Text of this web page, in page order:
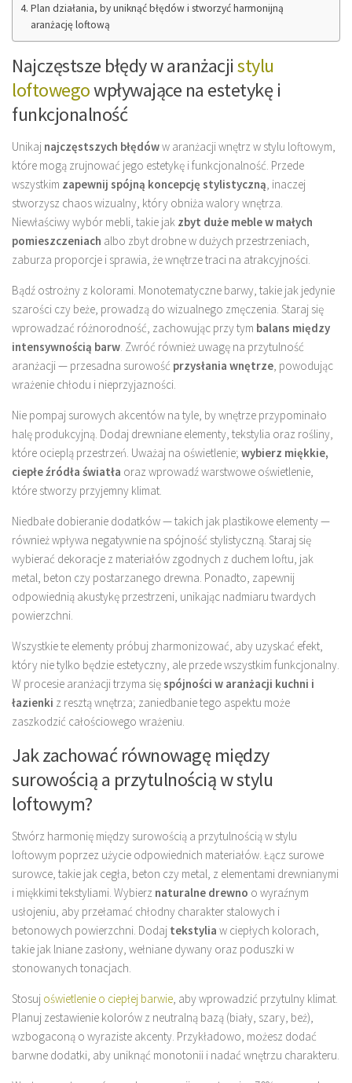
Plan działania, by uniknąć błędów i stworzyć harmonijną
aranżację loftową
Najczęstsze błędy w aranżacjistylu
loftowegowpływające na estetykę i
funkcjonalność
Unikaj najczęstszych błędóww aranżacji wnętrz w stylu loftowym,
które mogą zrujnować jego estetykę i funkcjonalność. Przede
wszystkim zapewnij spójną koncepcję stylistyczną , inaczej
stworzysz chaos wizualny, który obniża walory wnętrza.
Niewłaściwy wybór mebli, takie jak zbyt duże meble w małych
pomieszczeniach albo zbyt drobne w dużych przestrzeniach,
zaburza proporcje i sprawia, że wnętrze traci na atrakcyjności.
Bądź ostrożny z kolorami. Monotematyczne barwy, takie jak jedynie
szarości czy beże, prowadzą do wizualnego zmęczenia. Staraj się
wprowadzać różnorodność, zachowując przy tym balans między
intensywnością barw . Zwróć również uwagę na przytulność
aranżacji — przesadna surowość przysłania wnętrze , powodując
wrażenie chłodu i nieprzyjazności.
Nie pompaj surowych akcentów na tyle, by wnętrze przypominało
halę produkcyjną. Dodaj drewniane elementy, tekstylia oraz rośliny,
które ocieplą przestrzeń. Uważaj na oświetlenie; wybierz miękkie,
ciepłe źródła światła oraz wprowadź warstwowe oświetlenie,
które stworzy przyjemny klimat.
Niedbałe dobieranie dodatków — takich jak plastikowe elementy —
również wpływa negatywnie na spójność stylistyczną. Staraj się
wybierać dekoracje z materiałów zgodnych z duchem loftu, jak
metal, beton czy postarzanego drewna. Ponadto, zapewnij
odpowiednią akustykę przestrzeni, unikając nadmiaru twardych
powierzchni.
Wszystkie te elementy próbuj zharmonizować, aby uzyskać efekt,
który nie tylko będzie estetyczny, ale przede wszystkim funkcjonalny.
W procesie aranżacji trzyma sięspójności w aranżacji kuchni i
łazienki z resztą wnętrza; zaniedbanie tego aspektu może
zaszkodzić całościowego wrażeniu.
Jak zachować równowagę między
surowością a przytulnością w stylu
loftowym?
Stwórz harmonię między surowością a przytulnością w stylu
loftowym poprzez użycie odpowiednich materiałów. Łącz surowe
surowce, takie jak cegła, beton czy metal, z elementami drewnianymi
i miękkimi tekstyliami. Wybierz naturalne drewno o wyraźnym
usłojeniu, aby przełamać chłodny charakter stalowych i
betonowych powierzchni. Dodaj tekstylia w ciepłych kolorach,
takie jak lniane zasłony, wełniane dywany oraz poduszki w
stonowanych tonacjach.
Stosuj oświetlenie o ciepłej barwie , aby wprowadzić przytulny klimat.
Planuj zestawienie kolorów z neutralną bazą (biały, szary, beż),
wzbogaconą o wyraziste akcenty. Przykładowo, możesz dodać
barwne dodatki, aby uniknąć monotonii i nadać wnętrzu charakteru.